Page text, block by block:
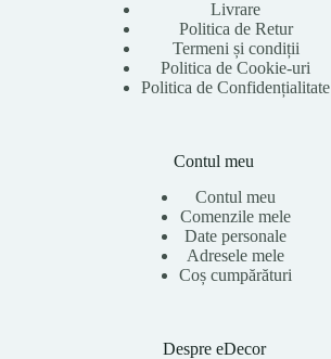
Livrare
Politica de Retur
Termeni și condiții
Politica de Cookie-uri
Politica de Confidențialitate
Contul meu
Contul meu
Comenzile mele
Date personale
Adresele mele
Coș cumpărături
Despre eDecor